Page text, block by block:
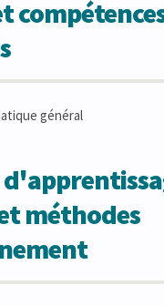
général
méthodes